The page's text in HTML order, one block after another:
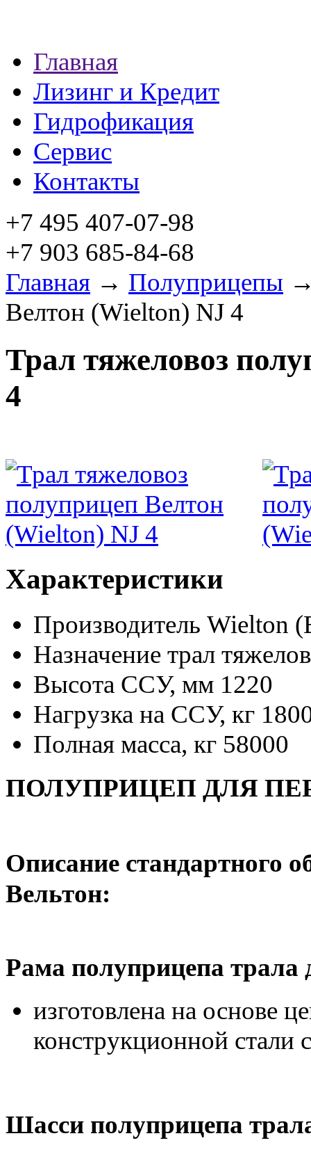
Главная
Лизинг и Кредит
Гидрофикация
Сервис
Контакты
+7 495 407-07-98
+7 903 685-84-68
Главная → Полуприцепы
Велтон (Wielton) NJ 4
Трал тяжеловоз
4
Характеристики
Производитель Wielton
Назначение трал
Высота ССУ, мм 1220
Нагрузка на ССУ, кг
Полная масса, кг 58000
ПОЛУПРИЦЕП ДЛЯ
Описание стандартного
Вельтон:
Рама полуприцепа трала
изготовлена на основе
конструкционной
Шасси полуприцепа